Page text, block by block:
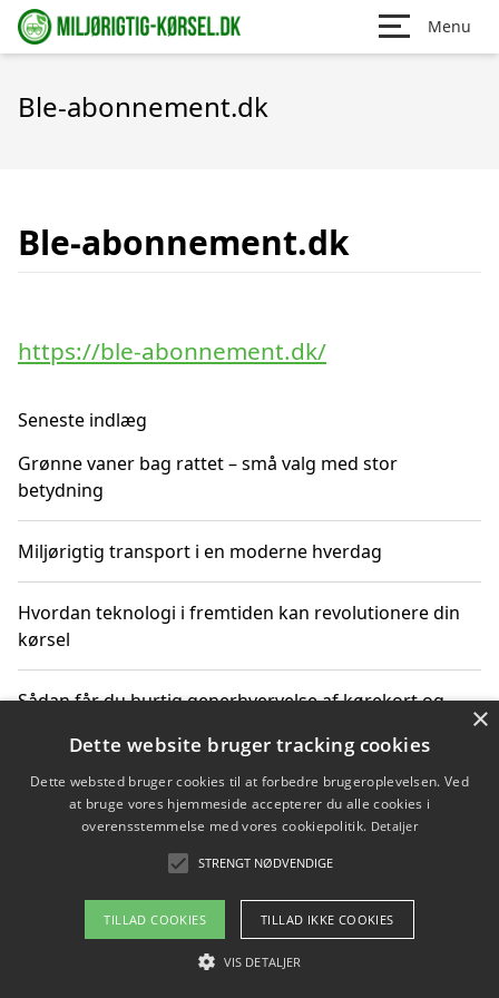
Menu
Ble-abonnement.dk
Ble-abonnement.dk
https://ble-abonnement.dk/
Seneste indlæg
Grønne vaner bag rattet – små valg med stor
betydning
Miljørigtig transport i en moderne hverdag
Hvordan teknologi i fremtiden kan revolutionere din
kørsel
Sådan får du hurtig generhvervelse af kørekort og
Sådan lærer du miljørigtig kørsel hos en køreskole i
Gentofte
Copyright 2026 - Pilanto Aps
Om / kontakt
×
Dette website bruger tracking cookies
Dette websted bruger cookies til at forbedre brugeroplevelsen. Ved
at bruge vores hjemmeside accepterer du alle cookies i
overensstemmelse med vores cookiepolitik. Detaljer
STRENGT NØDVENDIGE
TILLAD COOKIES TILLAD IKKE COOKIES
VIS DETALJER